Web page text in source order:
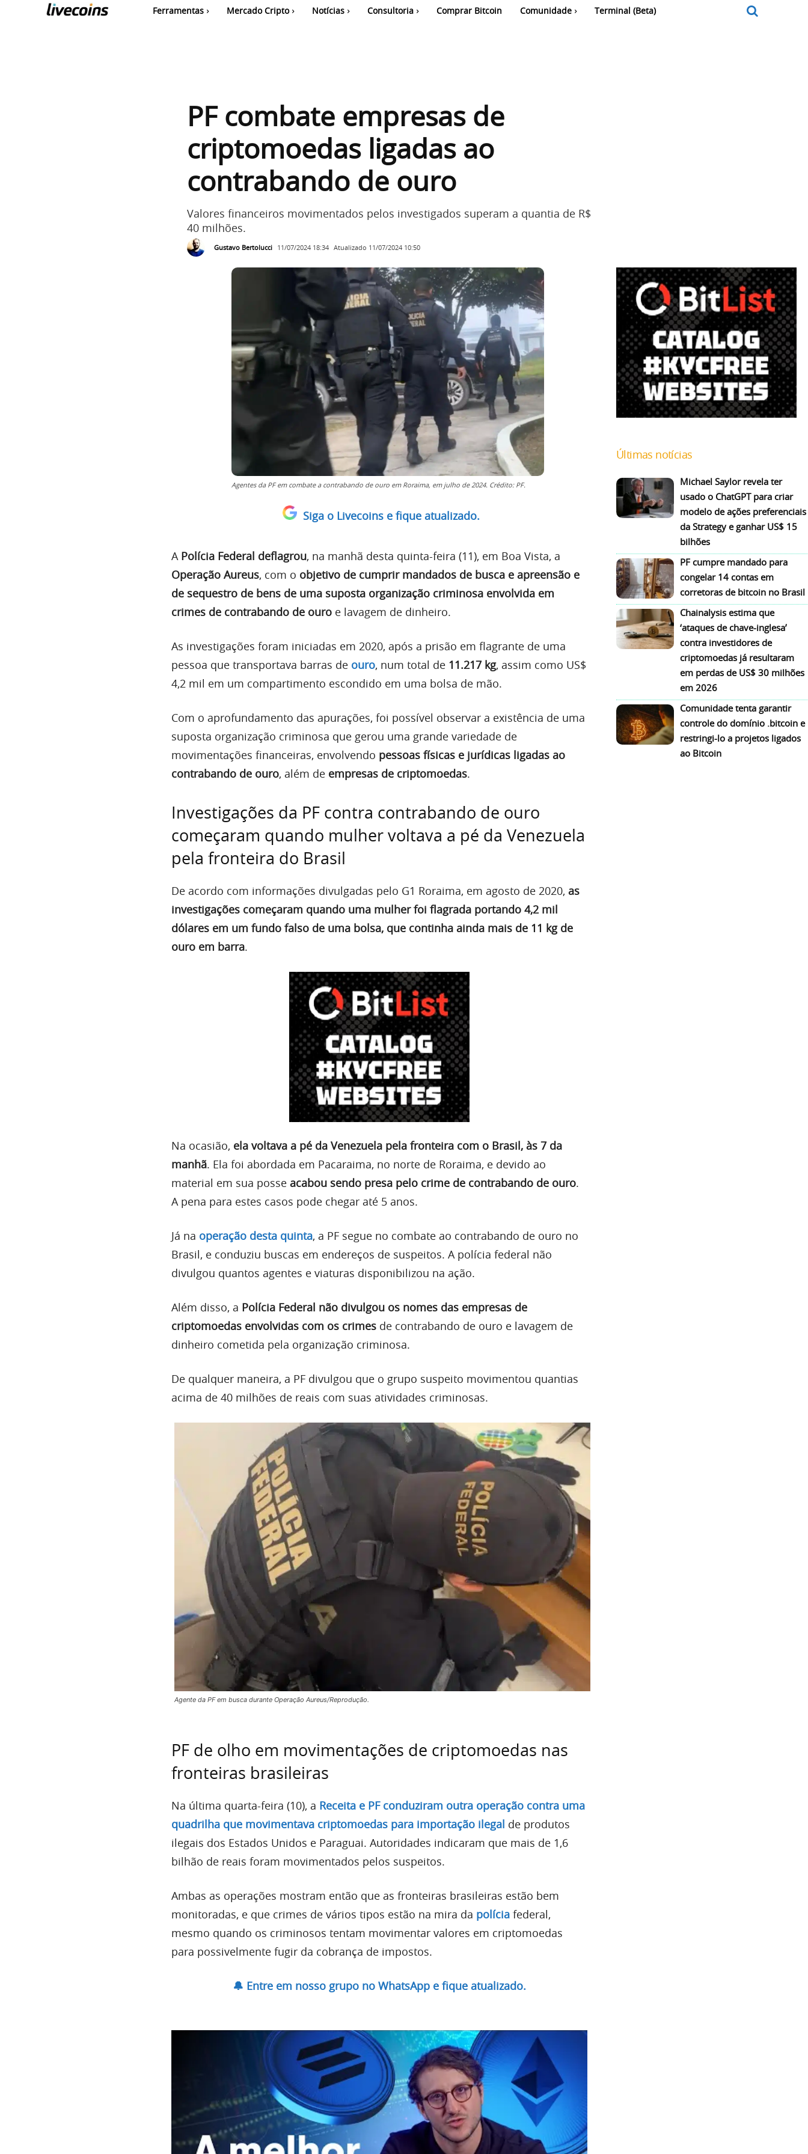
Ferramentas Mercado Cripto Notícias Consultoria Comprar Bitcoin Comunidade Terminal (Beta)
PF combate empresas de
criptomoedas ligadas ao
contrabando de ouro
Valores financeiros movimentados pelos investigados superam a quantia de R$
40 milhões.
Gustavo Bertolucci 11/07/2024 18:34 Atualizado 11/07/2024 10:50
Agentes da PF em combate a contrabando de ouro em Roraima, em julho de 2024. Crédito: PF.
Siga o Livecoins e fique atualizado.
A Polícia Federal deflagrou, na manhã desta quinta-feira (11), em Boa Vista, a
Operação Aureus, com o objetivo de cumprir mandados de busca e apreensão e
de sequestro de bens de uma suposta organização criminosa envolvida em
crimes de contrabando de ouro e lavagem de dinheiro.
As investigações foram iniciadas em 2020, após a prisão em flagrante de uma
pessoa que transportava barras de ouro, num total de 11.217 kg, assim como US$
4,2 mil em um compartimento escondido em uma bolsa de mão.
Com o aprofundamento das apurações, foi possível observar a existência de uma
suposta organização criminosa que gerou uma grande variedade de
movimentações financeiras, envolvendo pessoas físicas e jurídicas ligadas ao
contrabando de ouro, além de empresas de criptomoedas.
Investigações da PF contra contrabando de ouro
começaram quando mulher voltava a pé da Venezuela
pela fronteira do Brasil
De acordo com informações divulgadas pelo G1 Roraima, em agosto de 2020, as
investigações começaram quando uma mulher foi flagrada portando 4,2 mil
dólares em um fundo falso de uma bolsa, que continha ainda mais de 11 kg de
ouro em barra.
Na ocasião, ela voltava a pé da Venezuela pela fronteira com o Brasil, às 7 da
manhã. Ela foi abordada em Pacaraima, no norte de Roraima, e devido ao
material em sua posse acabou sendo presa pelo crime de contrabando de ouro.
A pena para estes casos pode chegar até 5 anos.
Já na operação desta quinta, a PF segue no combate ao contrabando de ouro no
Brasil, e conduziu buscas em endereços de suspeitos. A polícia federal não
divulgou quantos agentes e viaturas disponibilizou na ação.
Além disso, a Polícia Federal não divulgou os nomes das empresas de
criptomoedas envolvidas com os crimes de contrabando de ouro e lavagem de
dinheiro cometida pela organização criminosa.
De qualquer maneira, a PF divulgou que o grupo suspeito movimentou quantias
acima de 40 milhões de reais com suas atividades criminosas.
Agente da PF em busca durante Operação Aureus/Reprodução.
PF de olho em movimentações de criptomoedas nas
fronteiras brasileiras
Na última quarta-feira (10), a Receita e PF conduziram outra operação contra uma
quadrilha que movimentava criptomoedas para importação ilegal de produtos
ilegais dos Estados Unidos e Paraguai. Autoridades indicaram que mais de 1,6
bilhão de reais foram movimentados pelos suspeitos.
Ambas as operações mostram então que as fronteiras brasileiras estão bem
monitoradas, e que crimes de vários tipos estão na mira da polícia federal,
mesmo quando os criminosos tentam movimentar valores em criptomoedas
para possivelmente fugir da cobrança de impostos.
🔔 Entre em nosso grupo no WhatsApp e fique atualizado.
Últimas notícias
Michael Saylor revela ter
usado o ChatGPT para criar
modelo de ações preferenciais
da Strategy e ganhar US$ 15
bilhões
PF cumpre mandado para
congelar 14 contas em
corretoras de bitcoin no Brasil
Chainalysis estima que
‘ataques de chave-inglesa’
contra investidores de
criptomoedas já resultaram
em perdas de US$ 30 milhões
em 2026
Comunidade tenta garantir
controle do domínio .bitcoin e
restringi-lo a projetos ligados
ao Bitcoin